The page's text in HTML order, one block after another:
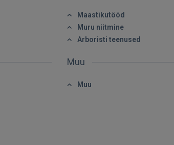
GOOGLE
Maastikutööd
Muru niitmine
Arboristi teenused
Muu
Muu